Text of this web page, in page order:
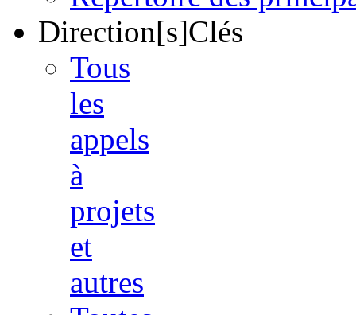
Direction[s]Clés
Tous
les
appels
à
projets
et
autres